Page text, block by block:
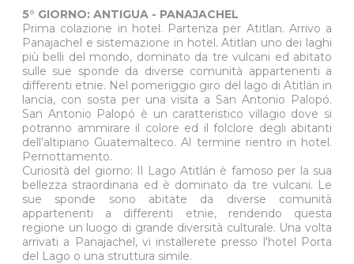
5° GIORNO: ANTIGUA - PANAJACHEL
Prima colazione in hotel. Partenza per Atitlan. Arrivo a
Panajachel e sistemazione in hotel. Atitlan uno dei laghi
più belli del mondo, dominato da tre vulcani ed abitato
sulle sue sponde da diverse comunità appartenenti a
differenti etnie. Nel pomeriggio giro del lago di Atitlán in
lancia, con sosta per una visita a San Antonio Palopó.
San Antonio Palopó è un caratteristico villagio dove si
potranno ammirare il colore ed il folclore degli abitanti
dell’altipiano Guatemalteco. Al termine rientro in hotel.
Pernottamento.
Curiosità del giorno: Il Lago Atitlán è famoso per la sua
bellezza straordinaria ed è dominato da tre vulcani. Le
sue sponde sono abitate da diverse comunità
appartenenti a differenti etnie, rendendo questa
regione un luogo di grande diversità culturale. Una volta
arrivati a Panajachel, vi installerete presso l'hotel Porta
del Lago o una struttura simile.